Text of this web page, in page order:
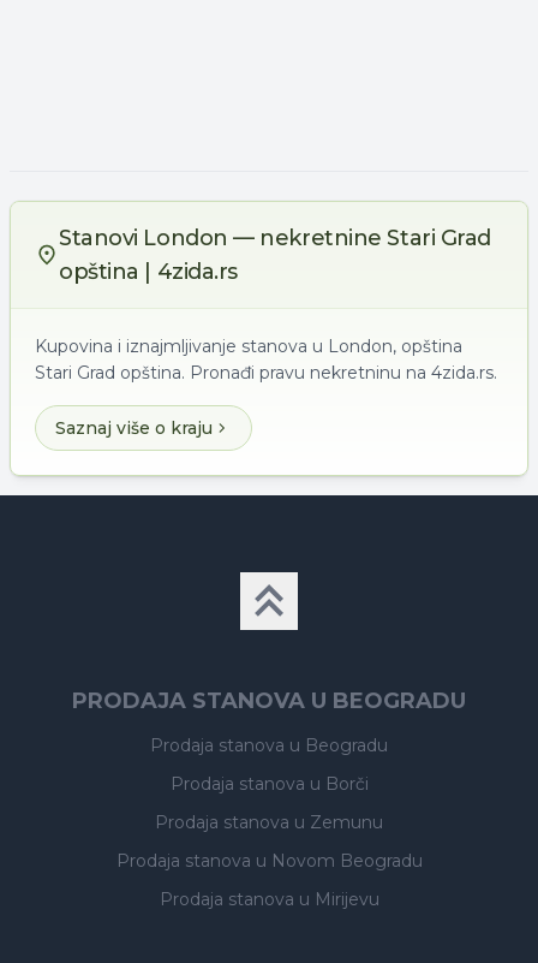
Stanovi London — nekretnine Stari Grad
opština | 4zida.rs
Kupovina i iznajmljivanje stanova u London, opština
Stari Grad opština. Pronađi pravu nekretninu na 4zida.rs.
Saznaj više o kraju
PRODAJA STANOVA U BEOGRADU
Prodaja stanova u Beogradu
Prodaja stanova u Borči
Prodaja stanova u Zemunu
Prodaja stanova u Novom Beogradu
Prodaja stanova u Mirijevu